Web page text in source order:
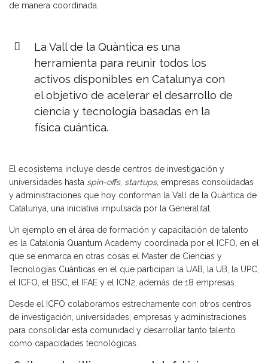
de manera coordinada.
La Vall de la Quàntica es una
herramienta para reunir todos los
activos disponibles en Catalunya con
el objetivo de acelerar el desarrollo de
ciencia y tecnología basadas en la
física cuántica.
El ecosistema incluye desde centros de investigación y
universidades hasta spin-offs, startups, empresas consolidadas
y administraciones que hoy conforman la Vall de la Quàntica de
Catalunya, una iniciativa impulsada por la Generalitat.
Un ejemplo en el área de formación y capacitación de talento
es la Catalonia Quantum Academy coordinada por el ICFO, en el
que se enmarca en otras cosas el Master de Ciencias y
Tecnologías Cuánticas en el que participan la UAB, la UB, la UPC,
el ICFO, el BSC, el IFAE y el ICN2, además de 18 empresas.
Desde el ICFO colaboramos estrechamente con otros centros
de investigación, universidades, empresas y administraciones
para consolidar esta comunidad y desarrollar tanto talento
como capacidades tecnológicas.